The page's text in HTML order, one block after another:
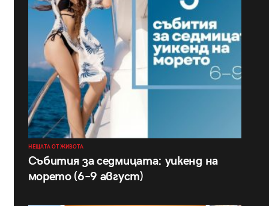
НЕЩАТА ОТ ЖИВОТА
Събития за седмицата: уикенд на
морето (6–9 август)